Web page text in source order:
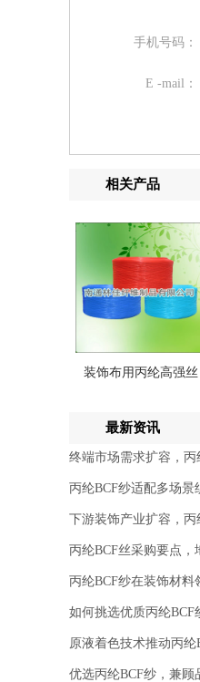
手机号码：
E -mail：
相关产品
装饰布用丙纶高强丝
最新资讯
终端市场需求扩容，
丙纶BCF纱适配多场
下游装饰产业扩容，
丙纶BCF丝采购要点
丙纶BCF纱在装饰材
如何挑选优质丙纶BCF
原液着色技术推动丙
优选丙纶BCF纱，兼